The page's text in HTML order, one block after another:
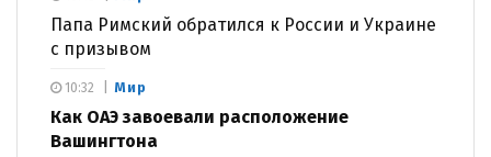
Папа Римский обратился к России и Украине
с призывом
Мир
Как ОАЭ завоевали расположение
Вашингтона
10:32